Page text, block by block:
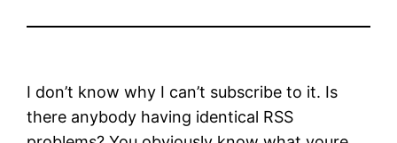
I don’t know why I can’t subscribe to it. Is
there anybody having identical RSS